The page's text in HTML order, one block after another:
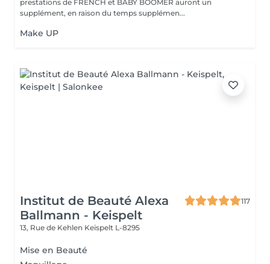
prestations de FRENCH et BABY BOOMER auront un
supplément, en raison du temps supplémen...
Make UP
Institut de Beauté Alexa
Ballmann - Keispelt
117
13, Rue de Kehlen Keispelt L-8295
Mise en Beauté